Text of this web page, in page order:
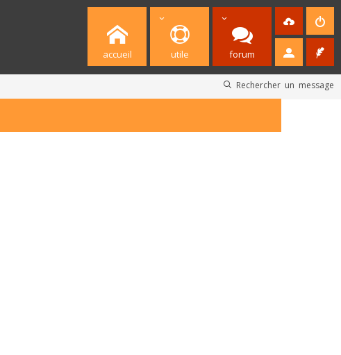
accueil utile forum
Rechercher un message